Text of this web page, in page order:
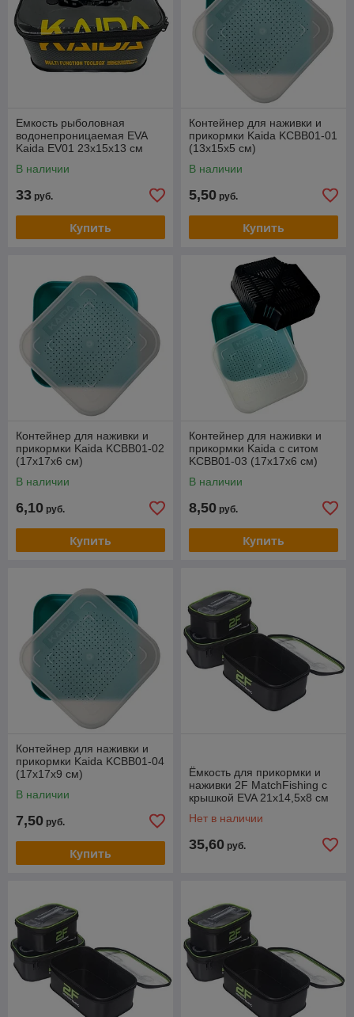
Емкость рыболовная
водонепроницаемая EVA
Kaida EV01 23х15х13 см
В наличии
33 руб.
Купить
Контейнер для наживки и
прикормки Kaida KCBB01-01
(13х15х5 см)
В наличии
5,50 руб.
Купить
Контейнер для наживки и
прикормки Kaida KCBB01-02
(17х17х6 см)
В наличии
6,10 руб.
Купить
Контейнер для наживки и
прикормки Kaida с ситом
KCBB01-03 (17х17х6 см)
В наличии
8,50 руб.
Купить
Контейнер для наживки и
прикормки Kaida KCBB01-04
(17х17х9 см)
В наличии
7,50 руб.
Купить
Ёмкость для прикормки и
наживки 2F MatchFishing с
крышкой EVA 21x14,5x8 см
Нет в наличии
35,60 руб.